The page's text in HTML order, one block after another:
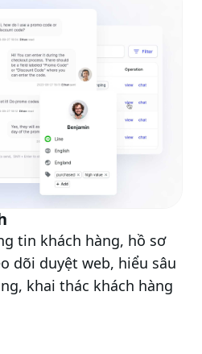
tin khách hàng, hồ sơ
dõi duyệt web, hiểu sâu
khai thác khách hàng